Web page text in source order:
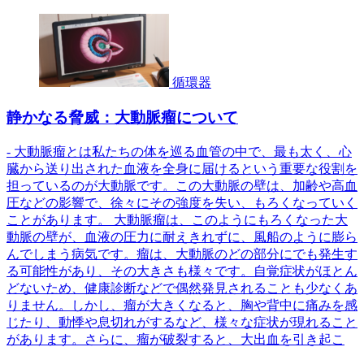
循環器
静かなる脅威：大動脈瘤について
- 大動脈瘤とは私たちの体を巡る血管の中で、最も太く、心
臓から送り出された血液を全身に届けるという重要な役割を
担っているのが大動脈です。この大動脈の壁は、加齢や高血
圧などの影響で、徐々にその強度を失い、もろくなっていく
ことがあります。 大動脈瘤は、このようにもろくなった大
動脈の壁が、血液の圧力に耐えきれずに、風船のように膨ら
んでしまう病気です。瘤は、大動脈のどの部分にでも発生す
る可能性があり、その大きさも様々です。自覚症状がほとん
どないため、健康診断などで偶然発見されることも少なくあ
りません。しかし、瘤が大きくなると、胸や背中に痛みを感
じたり、動悸や息切れがするなど、様々な症状が現れること
があります。さらに、瘤が破裂すると、大出血を引き起こ